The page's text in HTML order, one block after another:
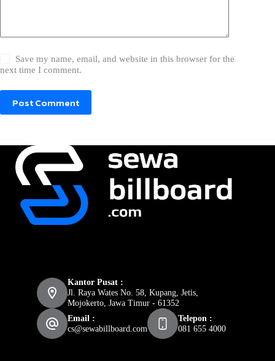
Save my name, email, and website in this browser for the
next time I comment.
Post Comment
Kantor Pusat :
Jl. Raya Wates No. 58, Kupang, Jetis,
Mojokerto, Jawa Timur - 61352
Email :
cs@sewabillboard.com
Telepon :
081 655 4000